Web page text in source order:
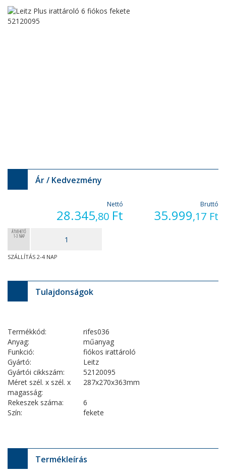
Ár / Kedvezmény
Nettó
28.345,80 Ft
Bruttó
35.999,17 Ft
ÁTVEHETŐ
1-3 NAP
SZÁLLÍTÁS 2-4 NAP
Tulajdonságok
Termékkód:
rifes036
Anyag:
műanyag
Funkció:
fiókos irattároló
Gyártó:
Leitz
Gyártói cikkszám:
52120095
Méret szél. x szél. x
magasság:
287x270x363mm
Rekeszek száma:
6
Szín:
fekete
Termékleírás